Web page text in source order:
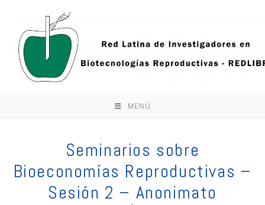
contenido
MENÚ
Seminarios sobre
Bioeconomías Reproductivas –
Sesión 2 – Anonimato